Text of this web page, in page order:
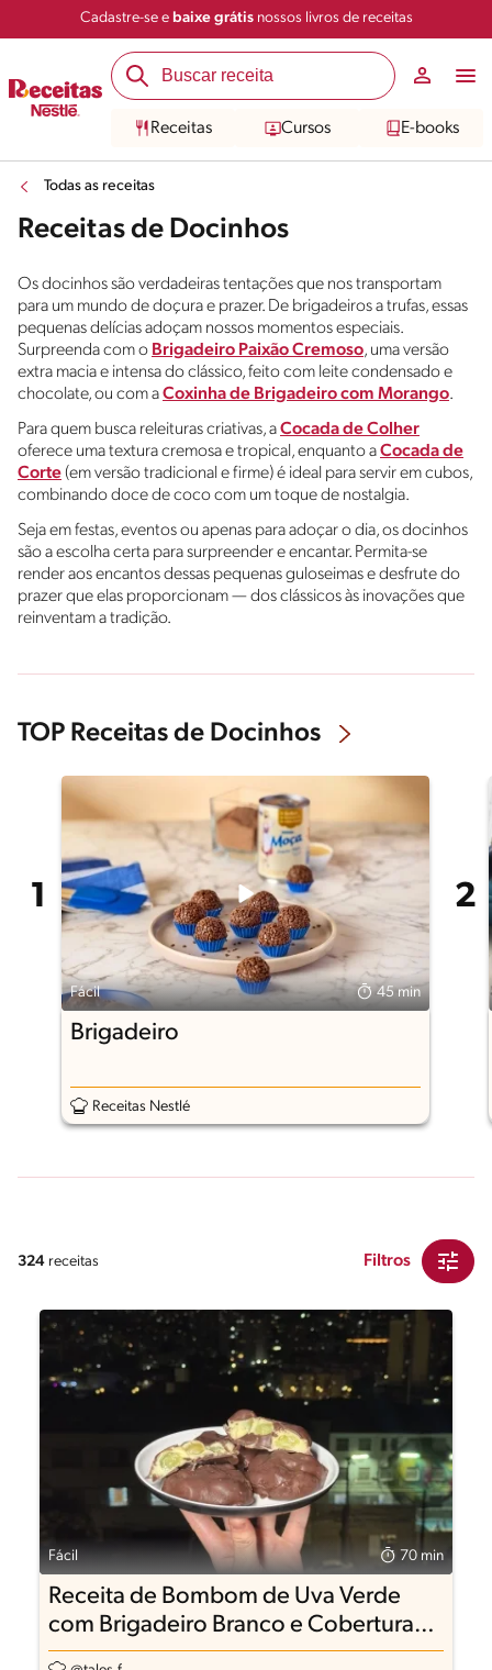
Cadastre-se e baixe grátisnossos livros de receitas
Receitas Cursos E-books
Todas as receitas
Receitas de Docinhos
Os docinhos são verdadeiras tentações que nos transportam
para um mundo de doçura e prazer. De brigadeiros a trufas, essas
pequenas delícias adoçam nossos momentos especiais.
Surpreenda com o Brigadeiro Paixão Cremoso, uma versão
extra macia e intensa do clássico, feito com leite condensado e
chocolate, ou com aCoxinha de Brigadeiro com Morango.
Para quem busca releituras criativas, aCocada de Colher
oferece uma textura cremosa e tropical, enquanto aCocada de
Corte (em versão tradicional e firme) é ideal para servir em cubos,
combinando doce de coco com um toque de nostalgia.
Seja em festas, eventos ou apenas para adoçar o dia, os docinhos
são a escolha certa para surpreender e encantar. Permita-se
render aos encantos dessas pequenas guloseimas e desfrute do
prazer que elas proporcionam — dos clássicos às inovações que
reinventam a tradição.
TOP Receitas de Docinhos
Fácil 45 min
Brigadeiro
Receitas Nestlé
324 receitas Filtros
Fácil 70 min
Receita de Bombom de Uva Verde
com Brigadeiro Branco e Cobertura
de Chocolate